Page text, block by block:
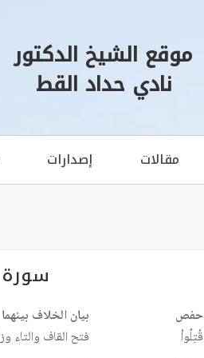
موقع الشيخ الدكتور
نادي حداد القط
مقالات إصدارات
حفص بيان الخلاف بينهما
قُتِلُواْ
فتح القاف والتاء